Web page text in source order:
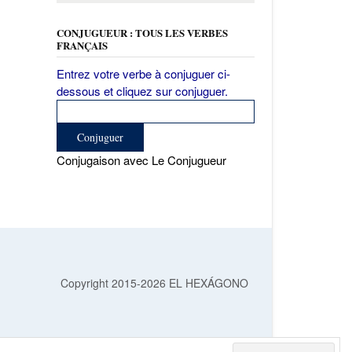
CONJUGUEUR : TOUS LES VERBES
FRANÇAIS
Entrez votre verbe à conjuguer ci-
dessous et cliquez sur conjuguer.
Conjugaison avec Le Conjugueur
Copyright 2015-2026 EL HEXÁGONO